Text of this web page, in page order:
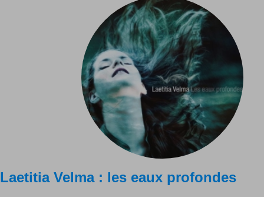
Laetitia Velma : les eaux profondes